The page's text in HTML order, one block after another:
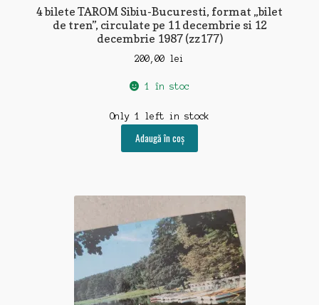
4 bilete TAROM Sibiu-Bucuresti, format „bilet
de tren”, circulate pe 11 decembrie si 12
decembrie 1987 (zz177)
200,00 lei
1 în stoc
Only 1 left in stock
Adaugă în coș